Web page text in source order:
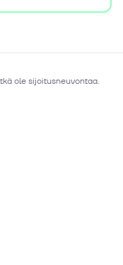
ole sijoitusneuvontaa.